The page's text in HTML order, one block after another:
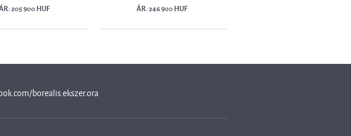
205 900 HUF ÁR: 246 900 HUF
borealis.ekszer.ora